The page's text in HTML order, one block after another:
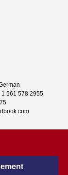
1 561 578 2955